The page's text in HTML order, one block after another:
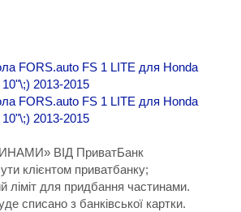
ВІД ПриватБанк
клієнтом приватбанку;
ліміт для придбання частинами.
списано з банківської картки.